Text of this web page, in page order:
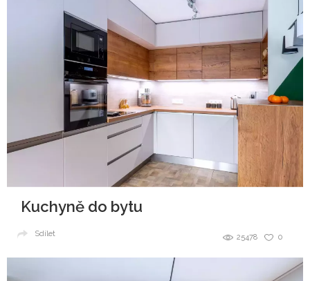
Kuchyně do bytu
0
25478
Sdílet